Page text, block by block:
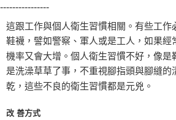
----------------
這跟工作與個人衛生習慣相關。有些工作
鞋襪，譬如警察、軍人或是工人，如果經
機率又會大增。個人衛生習慣不好，像是
是洗澡草草了事，不重視腳指頭與腳縫的
乾，這些不良的衛生習慣都是元兇。
改 善方式